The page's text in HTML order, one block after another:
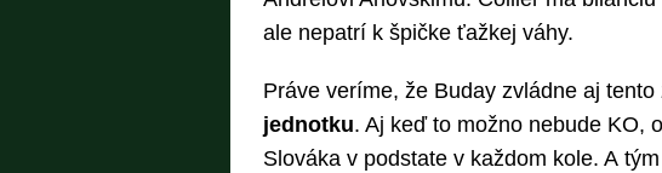
ale nepatrí k špičke ťažkej váhy.
Práve veríme, že Buday zvládne aj tento
jednotku. Aj keď to možno nebude KO,
Slováka v podstate v každom kole. A